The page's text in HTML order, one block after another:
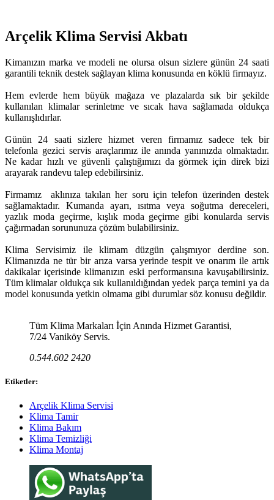
Arçelik Klima Servisi Akbatı
Kimanızın marka ve modeli ne olursa olsun sizlere günün 24 saati
garantili teknik destek sağlayan klima konusunda en köklü firmayız.
Hem evlerde hem büyük mağaza ve plazalarda sık bir şekilde
kullanılan klimalar serinletme ve sıcak hava sağlamada oldukça
kullanışlıdırlar.
Günün 24 saati sizlere hizmet veren firmamız sadece tek bir
telefonla gezici servis araçlarımız ile anında yanınızda olmaktadır.
Ne kadar hızlı ve güvenli çalıştığımızı da görmek için direk bizi
arayarak randevu talep edebilirsiniz.
Firmamız aklınıza takılan her soru için telefon üzerinden destek
sağlamaktadır. Kumanda ayarı, ısıtma veya soğutma dereceleri,
yazlık moda geçirme, kışlık moda geçirme gibi konularda servis
çağırmadan sorununuza çözüm bulabilirsiniz.
Klima Servisimiz ile klimam düzgün çalışmıyor derdine son.
Klimanızda ne tür bir arıza varsa yerinde tespit ve onarım ile artık
dakikalar içerisinde klimanızın eski performansına kavuşabilirsiniz.
Tüm klimalar oldukça sık kullanıldığından yedek parça temini ya da
model konusunda yetkin olmama gibi durumlar söz konusu değildir.
Tüm Klima Markaları İçin Anında Hizmet Garantisi,
7/24 Vaniköy Servis.
0.544.602 2420
Etiketler:
Arçelik Klima Servisi
Klima Tamir
Klima Bakım
Klima Temizliği
Klima Montaj